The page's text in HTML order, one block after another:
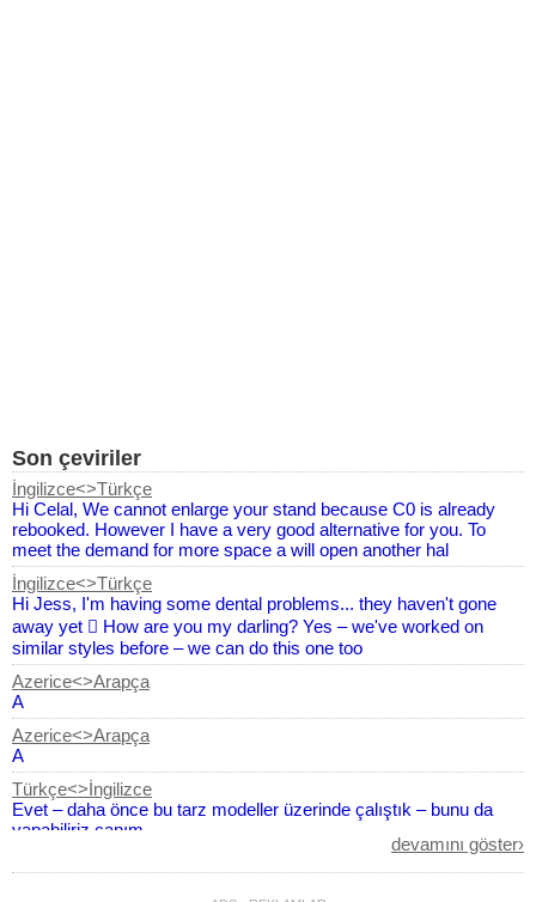
Son çeviriler
İngilizce<>Türkçe
Hi Celal, We cannot enlarge your stand because C0 is already
rebooked. However I have a very good alternative for you. To
meet the demand for more space a will open another hal
İngilizce<>Türkçe
Hi Jess, I'm having some dental problems... they haven't gone
away yet  How are you my darling? Yes – we've worked on
similar styles before – we can do this one too
Azerice<>Arapça
A
Azerice<>Arapça
A
Türkçe<>İngilizce
Evet – daha önce bu tarz modeller üzerinde çalıştık – bunu da
yapabiliriz canım
devamını göster›